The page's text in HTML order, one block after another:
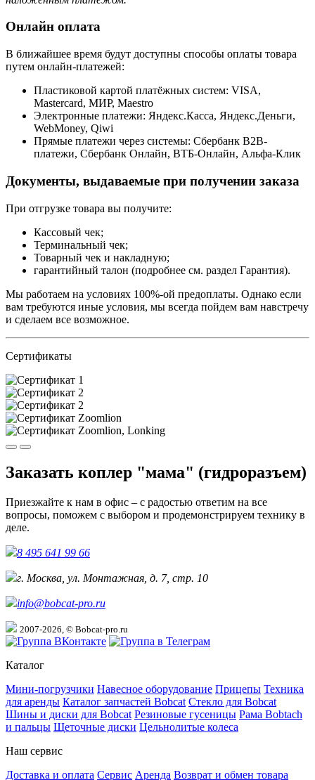
Онлайн оплата
В ближайшее время будут доступны способы оплаты товара
путем онлайн-платежей:
Пластиковой картой платёжных систем: VISA,
Mastercard, МИР, Maestrо
Электронные платежи: Яндекс.Касса, Яндекс.Деньги,
WebMoney, Qiwi
Прямые платежи через системы: Сбербанк B2B-
платежи, Сбербанк Онлайн, ВТБ-Онлайн, Альфа-Клик
Документы, выдаваемые при получении заказа
При отгрузке товара вы получите:
Кассовый чек;
Терминальный чек;
Товарный чек и накладную;
гарантийный талон (подробнее см. раздел Гарантия).
Мы работаем на условиях 100%-ой предоплаты. Однако если
вам требуются иные условия, мы всегда пойдем вам навстречу
и сделаем все возможное.
Сертификаты
Заказать коплер "мама" (гидроразъем)
Приезжайте к нам в офис – с радостью ответим на все
вопросы, поможем с выбором и продемонстрируем технику в
деле.
8 495 641 99 66
г. Москва, ул. Монтажная, д. 7, стр. 10
info@bobcat-pro.ru
2007-2026, © Bobcat-pro.ru
Каталог
Мини-погрузчики Навесное оборудование Прицепы Техника
для аренды Каталог запчастей Bobcat Стекло для Bobcat
Шины и диски для Bobcat Резиновые гусеницы Рама Bobtach
и пальцы Щеточные диски Цельнолитые колеса
Наш сервис
Доставка и оплата Сервис Аренда Возврат и обмен товара